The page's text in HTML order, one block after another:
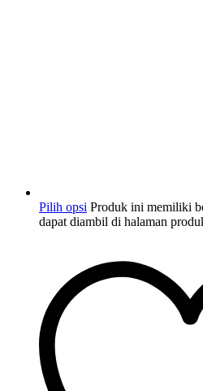
Pilih opsi Produk ini memiliki
dapat diambil di halaman